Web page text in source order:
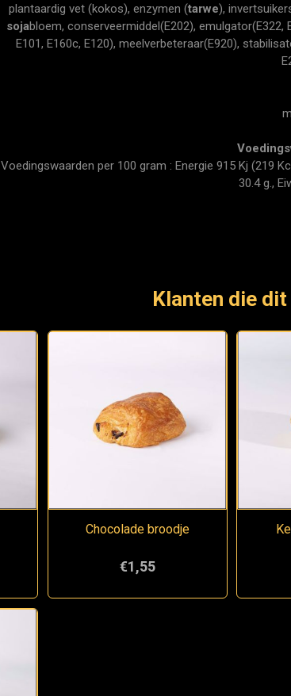
plantaardig vet (kokos), enzymen (tarwe),
sojabloem, conserveermiddel(E202), emulgator(E322,
E101, E160c, E120), meelverbeteraar(E920),
Voedingswaarden per 100 gram : Energie 915 Kj (219
30.4 g.,
Klanten die
Chocolade broodje
€1,55